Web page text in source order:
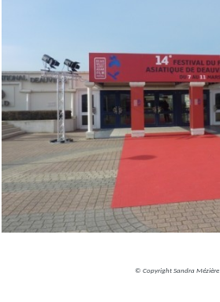
© Copyright Sandra Mézière